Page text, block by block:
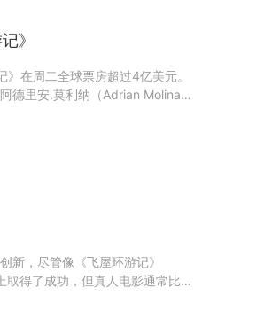
》
德里安.莫利纳（Adrian Molina）
新，尽管像《飞屋环游记》
取得了成功，但真人电影通常比动
，异形规范甚至种族主义的迪士